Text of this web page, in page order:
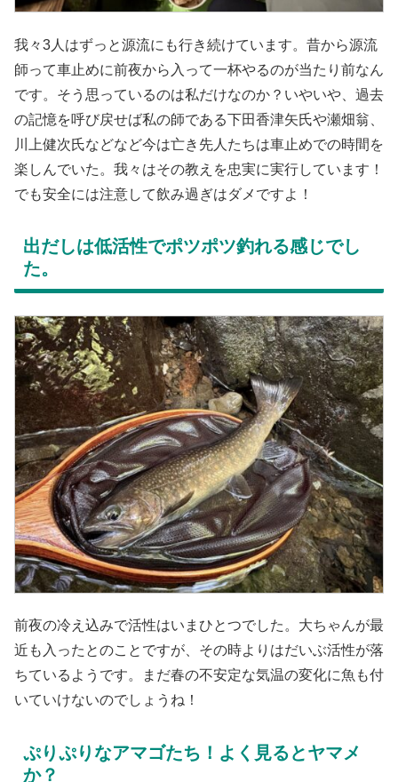
我々3人はずっと源流にも行き続けています。昔から源流
師って車止めに前夜から入って一杯やるのが当たり前なん
です。そう思っているのは私だけなのか？いやいや、過去
の記憶を呼び戻せば私の師である下田香津矢氏や瀬畑翁、
川上健次氏などなど今は亡き先人たちは車止めでの時間を
楽しんでいた。我々はその教えを忠実に実行しています！
でも安全には注意して飲み過ぎはダメですよ！
出だしは低活性でポツポツ釣れる感じでし
た。
前夜の冷え込みで活性はいまひとつでした。大ちゃんが最
近も入ったとのことですが、その時よりはだいぶ活性が落
ちているようです。まだ春の不安定な気温の変化に魚も付
いていけないのでしょうね！
ぷりぷりなアマゴたち！よく見るとヤマメ
か？